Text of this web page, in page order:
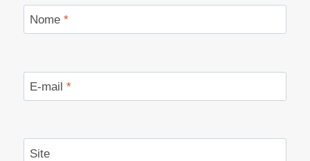
Nome *
E-mail *
Site